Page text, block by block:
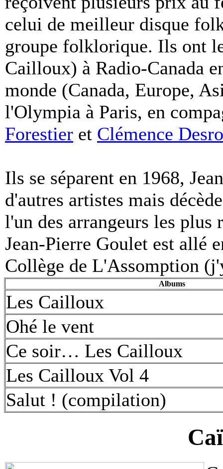
celui de meilleur disque
groupe folklorique. Ils ont
Cailloux) à Radio-Canada
monde (Canada, Europe,
l'Olympia à Paris, en
Forestier et Clémence
Ils se séparent en 1968,
d'autres artistes mais
l'un des arrangeurs les plus
Jean-Pierre Goulet est allé
Collège de L'Assomption
Albums
Les Cailloux
Ohé le vent
Ce soir… Les Cailloux
Les Cailloux Vol 4
Salut ! (compilation)